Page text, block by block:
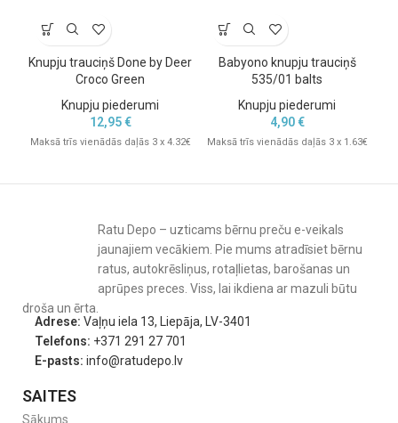
Knupju trauciņš Done by Deer
Croco Green
Knupju piederumi
12,95€
Maksā trīs vienādās daļās 3 x 4.32€
Babyono knupju trauciņš
535/01 balts
Knupju piederumi
4,90€
Maksā trīs vienādās daļās 3 x 1.63€
Ratu Depo – uzticams bērnu preču e-veikals
jaunajiem vecākiem. Pie mums atradīsiet bērnu
ratus, autokrēsliņus, rotaļlietas, barošanas un
aprūpes preces. Viss, lai ikdiena ar mazuli būtu
droša un ērta.
Adrese: Vaļņu iela 13, Liepāja, LV-3401
Telefons: +371 291 27 701
E-pasts: info@ratudepo.lv
SAITES
Sākums